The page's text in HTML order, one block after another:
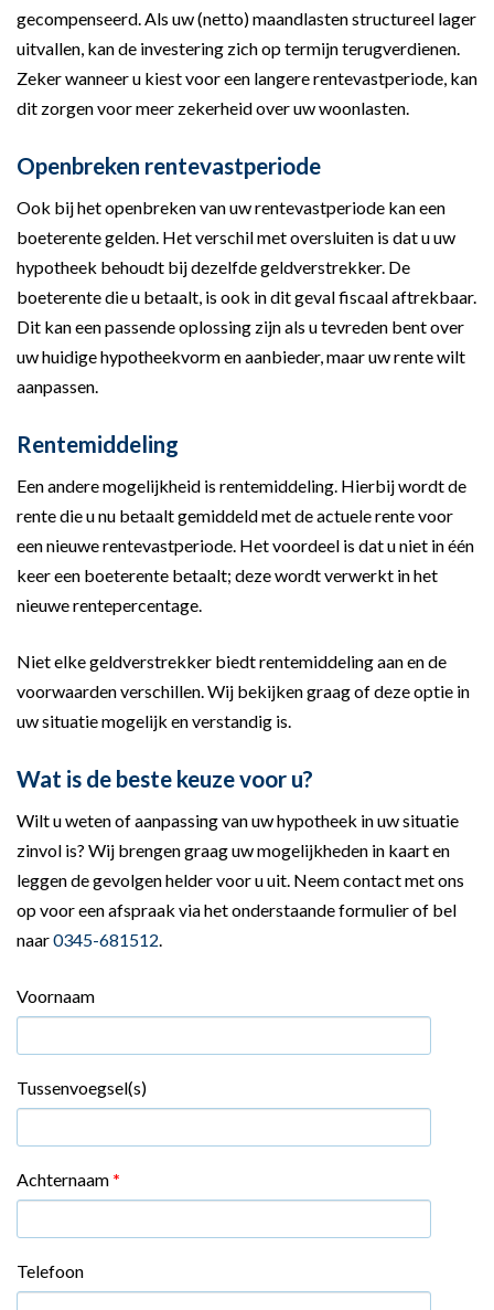
gecompenseerd. Als uw (netto) maandlasten structureel lager
uitvallen, kan de investering zich op termijn terugverdienen.
Zeker wanneer u kiest voor een langere rentevastperiode, kan
dit zorgen voor meer zekerheid over uw woonlasten.
Openbreken rentevastperiode
Ook bij het openbreken van uw rentevastperiode kan een
boeterente gelden. Het verschil met oversluiten is dat u uw
hypotheek behoudt bij dezelfde geldverstrekker. De
boeterente die u betaalt, is ook in dit geval fiscaal aftrekbaar.
Dit kan een passende oplossing zijn als u tevreden bent over
uw huidige hypotheekvorm en aanbieder, maar uw rente wilt
aanpassen.
Rentemiddeling
Een andere mogelijkheid is rentemiddeling. Hierbij wordt de
rente die u nu betaalt gemiddeld met de actuele rente voor
een nieuwe rentevastperiode. Het voordeel is dat u niet in één
keer een boeterente betaalt; deze wordt verwerkt in het
nieuwe rentepercentage.
Niet elke geldverstrekker biedt rentemiddeling aan en de
voorwaarden verschillen. Wij bekijken graag of deze optie in
uw situatie mogelijk en verstandig is.
Wat is de beste keuze voor u?
Wilt u weten of aanpassing van uw hypotheek in uw situatie
zinvol is? Wij brengen graag uw mogelijkheden in kaart en
leggen de gevolgen helder voor u uit. Neem contact met ons
op voor een afspraak via het onderstaande formulier of bel
naar0345-681512.
Voornaam
Tussenvoegsel(s)
Achternaam *
Telefoon